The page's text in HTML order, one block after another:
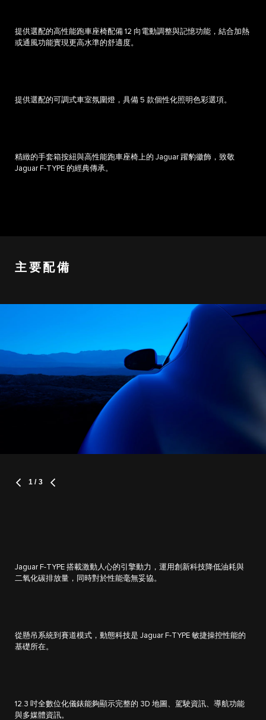
提供選配的高性能跑車座椅配備 12 向電動調整與記憶功能，結合加熱
或通風功能實現更高水準的舒適度。
提供選配的可調式車室氛圍燈，具備 5 款個性化照明色彩選項。
精緻的手套箱按紐與高性能跑車座椅上的 Jaguar 躍豹徽飾，致敬
Jaguar F‑TYPE 的經典傳承。
主要配備
1 / 3
Jaguar F-TYPE 搭載激動人心的引擎動力，運用創新科技降低油耗與
二氧化碳排放量，同時對於性能毫無妥協。
從懸吊系統到賽道模式，動態科技是 Jaguar F-TYPE 敏捷操控性能的
基礎所在。
12.3 吋全數位化儀錶能夠顯示完整的 3D 地圖、駕駛資訊、導航功能
與多媒體資訊。